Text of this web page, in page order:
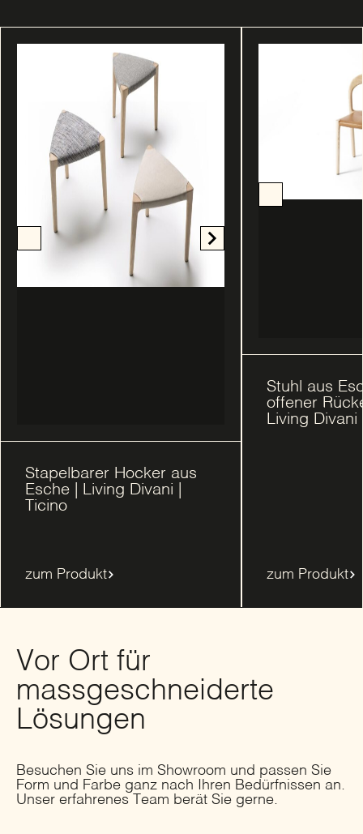
Stapelbarer Hocker aus
Esche | Living Divani |
Ticino
zum Produkt
Stuhl aus
offener
Living Divani
zum Produkt
Vor Ort für
massgeschneiderte
Lösungen
Besuchen Sie uns im Showroom und passen Sie
Form und Farbe ganz nach Ihren Bedürfnissen an.
Unser erfahrenes Team berät Sie gerne.